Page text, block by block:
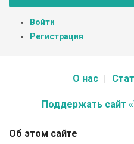
Войти
Регистрация
О нас
Поддержать сайт
Об этом сайте